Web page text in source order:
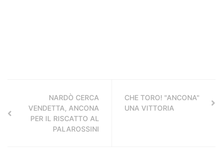
NARDÒ CERCA
VENDETTA, ANCONA
PER IL RISCATTO AL
PALAROSSINI
CHE TORO! "ANCONA"
UNA VITTORIA